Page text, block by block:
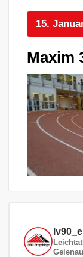
15.
Maxim
Gelenau